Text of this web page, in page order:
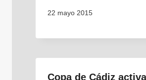
22 mayo 2015
Copa de Cádiz